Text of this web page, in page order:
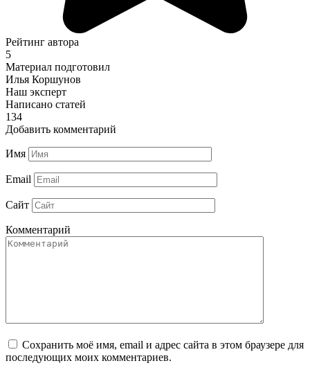
Рейтинг автора
5
Материал подготовил
Илья Коршунов
Наш эксперт
Написано статей
134
Добавить комментарий
Имя
Email
Сайт
Комментарий
Сохранить моё имя, email и адрес сайта в этом браузере для
последующих моих комментариев.